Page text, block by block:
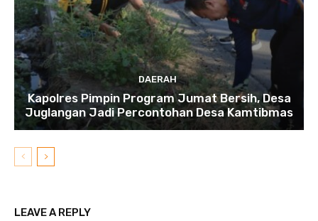
DAERAH
Kapolres Pimpin Program Jumat Bersih, Desa
Juglangan Jadi Percontohan Desa Kamtibmas
LEAVE A REPLY